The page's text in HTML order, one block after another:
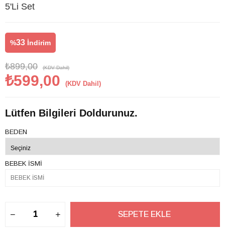
5'Li Set
%33 İndirim
₺899,00 (KDV Dahil)
₺599,00 (KDV Dahil)
Lütfen Bilgileri Doldurunuz.
BEDEN
BEBEK İSMİ